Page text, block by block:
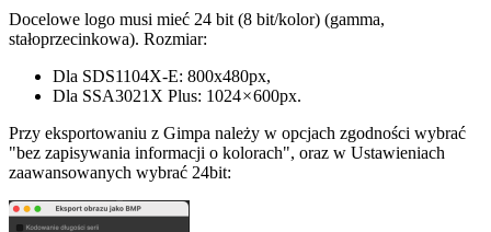
Docelowe logo musi mieć 24 bit (8 bit/kolor) (gamma,
stałoprzecinkowa). Rozmiar:
Dla SDS1104X-E: 800x480px,
Dla SSA3021X Plus: 1024 × 600px.
Przy eksportowaniu z Gimpa należy w opcjach zgodności wybrać
"bez zapisywania informacji o kolorach", oraz w Ustawieniach
zaawansowanych wybrać 24bit: